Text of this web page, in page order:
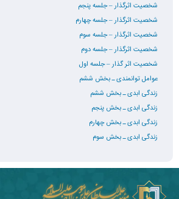
شخصیت اثرگذار – جلسه پنجم
شخصیت اثرگذار – جلسه چهارم
شخصیت اثرگذار – جلسه سوم
شخصیت اثرگذار – جلسه دوم
شخصیت اثر گذار – جلسه اول
عوامل توانمندی ـ بخش ششم
زندگی ابدی ـ بخش ششم
زندگی ابدی ـ بخش پنجم
زندگی ابدی ـ بخش چهارم
زندگی ابدی ـ بخش سوم